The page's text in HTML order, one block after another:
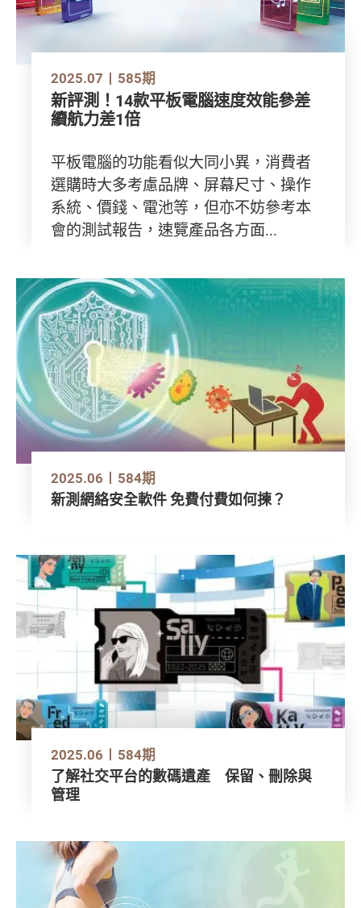
2025.07 585期
新評測！14款平板電腦速度效能參差
續航力差1倍
平板電腦的功能看似大同小異，消費者
選購時大多考慮品牌、屏幕尺寸、操作
系統、價錢、電池等，但亦不妨參考本
會的測試報告，速覽產品各方面...
2025.06 584期
新測網絡安全軟件 免費付費如何揀？
2025.06 584期
了解社交平台的數碼遺產 保留、刪除與
管理